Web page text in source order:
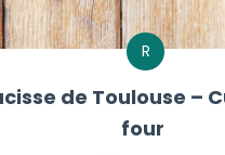
R
de Toulouse –
four